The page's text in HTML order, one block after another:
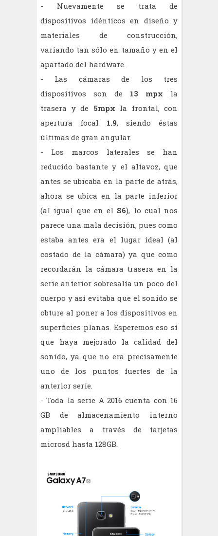
- Nuevamente se trata de
dispositivos idénticos en diseño y
materiales de construcción,
variando tan sólo en tamaño y en el
apartado del hardware.
- Las cámaras de los tres
dispositivos son de 13 mpx la
trasera y de 5mpx la frontal, con
apertura focal 1.9, siendo éstas
últimas de gran angular.
- Los marcos laterales se han
reducido bastante y el altavoz, que
antes se ubicaba en la parte de atrás,
ahora se ubica en la parte inferior
(al igual que en el S6), lo cual nos
parece una mala decisión, pues como
estaba antes era el lugar ideal (al
costado de la cámara) ya que como
recordarán la cámara trasera en la
serie anterior sobresalía un poco del
cuerpo y así evitaba que el sonido se
obture al poner a los dispositivos en
superficies planas. Esperemos eso sí
que haya mejorado la calidad del
sonido, ya que no era precisamente
uno de los puntos fuertes de la
anterior serie.
- Toda la serie A 2016 cuenta con 16
GB de almacenamiento interno
ampliables a través de tarjetas
microsd hasta 128GB.